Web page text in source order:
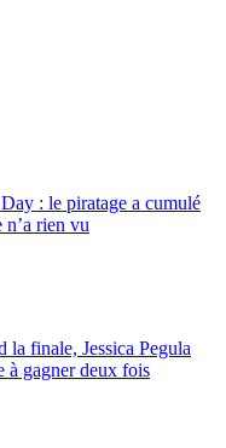
: le piratage a cumulé
rien vu
la finale, Jessica Pegula
à gagner deux fois